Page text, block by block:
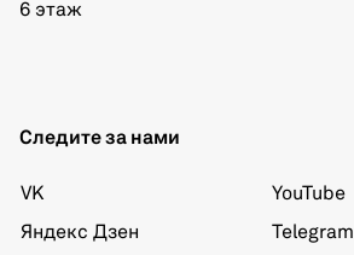
6 этаж
Следите за нами
VK
Яндекс Дзен
YouTube
Telegram